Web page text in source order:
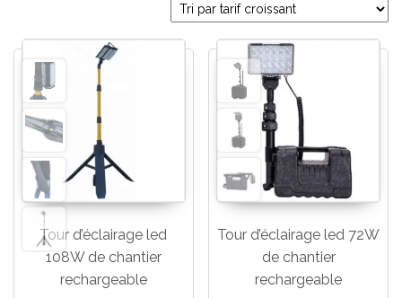
Tour d’éclairage led
108W de chantier
rechargeable
Tour d’éclairage led 72W
de chantier
rechargeable